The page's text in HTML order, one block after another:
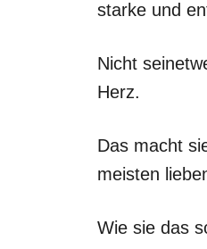
starke und
Nicht
Herz.
Das macht
meisten
Wie sie das